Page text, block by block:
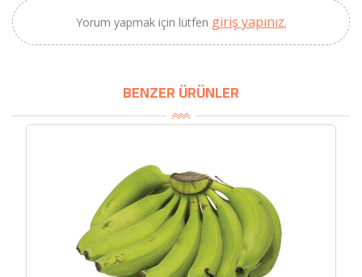
Yorum yapmak için lütfen giriş yapınız.
BENZER ÜRÜNLER